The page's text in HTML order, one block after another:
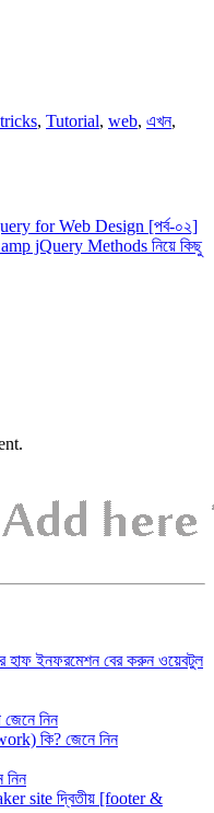
, Tutorial, web, এখন,
for Web Design [পর্ব-০২]
jQuery Methods নিয়ে কিছু
হাফ ইনফরমেশন বের করুন ওয়েবটুল
নিন
কি? জেনে নিন
নিন
site দ্বিতীয় [footer &